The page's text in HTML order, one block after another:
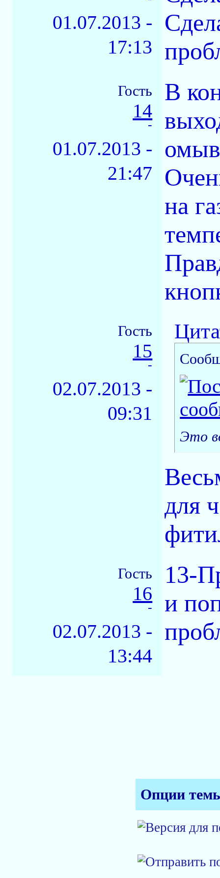
01.07.2013 -
17:13
Гость
14
-
01.07.2013 -
21:47
В
на
Гость
15
-
02.07.2013 -
09:31
Это
для
Гость
16
-
02.07.2013 -
13:44
13-
и
Опции